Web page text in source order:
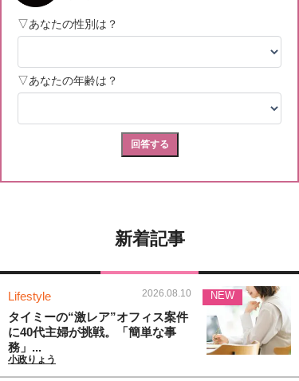
新着記事
Lifestyle 2026.08.10
タイミーの“激レア”オフィス案件
に40代主婦が挑戦。「簡単な事
務」...
小政りょう
NEW